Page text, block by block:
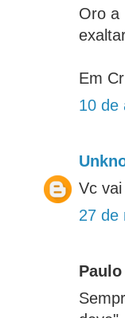
Oro a
Em
10 de
Vc
27 de